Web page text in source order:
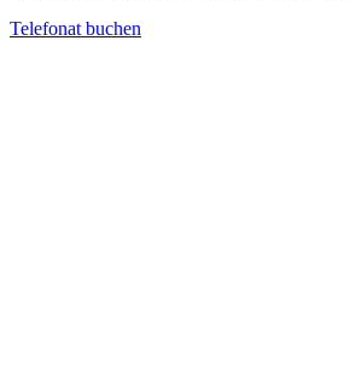
Telefonat buchen